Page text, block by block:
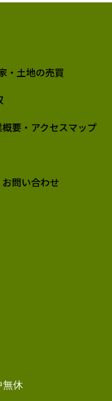
・土地の売買
要・アクセスマップ
お問い合わせ
無休